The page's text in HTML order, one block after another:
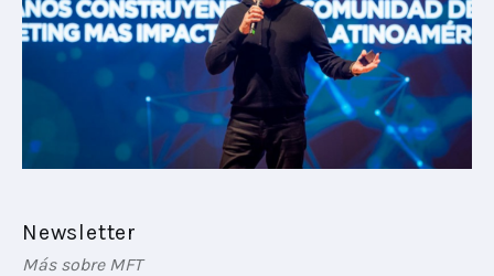
PLAYBOOKS
NOVEDADES DE LOS MIEMBROS
Newsletter
Más sobre MFT